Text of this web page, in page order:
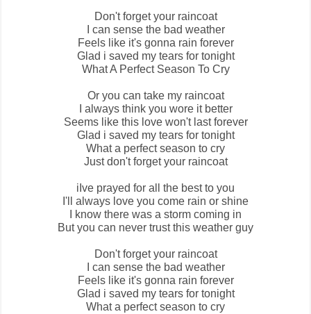
Don't forget your raincoat
I can sense the bad weather
Feels like it's gonna rain forever
Glad i saved my tears for tonight
What A Perfect Season To Cry
Or you can take my raincoat
I always think you wore it better
Seems like this love won't last forever
Glad i saved my tears for tonight
What a perfect season to cry
Just don't forget your raincoat
iIve prayed for all the best to you
I'll always love you come rain or shine
I know there was a storm coming in
But you can never trust this weather guy
Don't forget your raincoat
I can sense the bad weather
Feels like it's gonna rain forever
Glad i saved my tears for tonight
What a perfect season to cry